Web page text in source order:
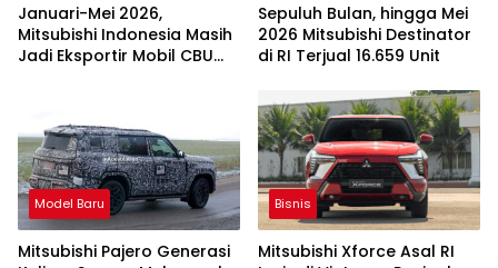
Januari-Mei 2026,
Mitsubishi Indonesia Masih
Jadi Eksportir Mobil CBU
Sepuluh Bulan, hingga Mei
2026 Mitsubishi Destinator
di RI Terjual 16.659 Unit
Model Baru
Mitsubishi Pajero Generasi
Bisnis
Mitsubishi Xforce Asal RI